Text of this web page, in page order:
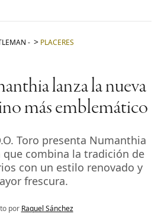
- PLACERES
lanza la nueva
más emblemático
Toro presenta Numanthia
que combina la tradición de
con un estilo renovado y
frescura.
por Raquel Sánchez